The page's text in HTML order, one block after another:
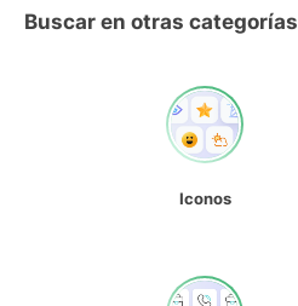
Buscar en otras categorías
Iconos